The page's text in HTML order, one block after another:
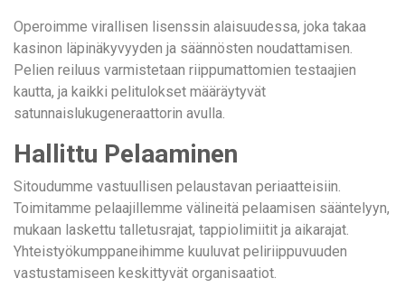
Operoimme virallisen lisenssin alaisuudessa, joka takaa
kasinon läpinäkyvyyden ja säännösten noudattamisen.
Pelien reiluus varmistetaan riippumattomien testaajien
kautta, ja kaikki pelitulokset määräytyvät
satunnaislukugeneraattorin avulla.
Hallittu Pelaaminen
Sitoudumme vastuullisen pelaustavan periaatteisiin.
Toimitamme pelaajillemme välineitä pelaamisen sääntelyyn,
mukaan laskettu talletusrajat, tappiolimiitit ja aikarajat.
Yhteistyökumppaneihimme kuuluvat peliriippuvuuden
vastustamiseen keskittyvät organisaatiot.